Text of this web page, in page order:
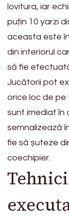
lovitura, iar
puțin 10 yarzi
aceasta este
din interiorul
să fie
Jucătorii pot
orice loc de pe
sunt imediat în
semnalizează
fie să șuteze
coechipier.